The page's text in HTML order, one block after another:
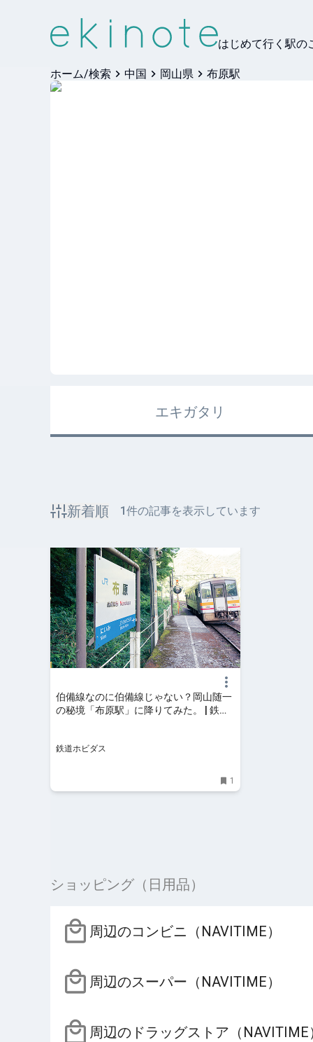
はじめて行く駅の
ホーム/検索 中国 岡山県 布原駅
エキガタリ
新着順 1件の記事を表示しています
伯備線なのに伯備線じゃない？岡山随一
の秘境「布原駅」に降りてみた。 | 鉄道
鉄道ホビダス
1
ショッピング（日用品）
周辺のコンビニ（NAVITIME）
周辺のスーパー（NAVITIME）
周辺のドラッグストア（NAVITIME